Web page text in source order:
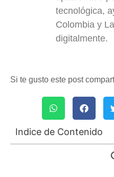
tecnológica,
Colombia y
digitalmente.
Si te gusto este post
Indice de Contenido